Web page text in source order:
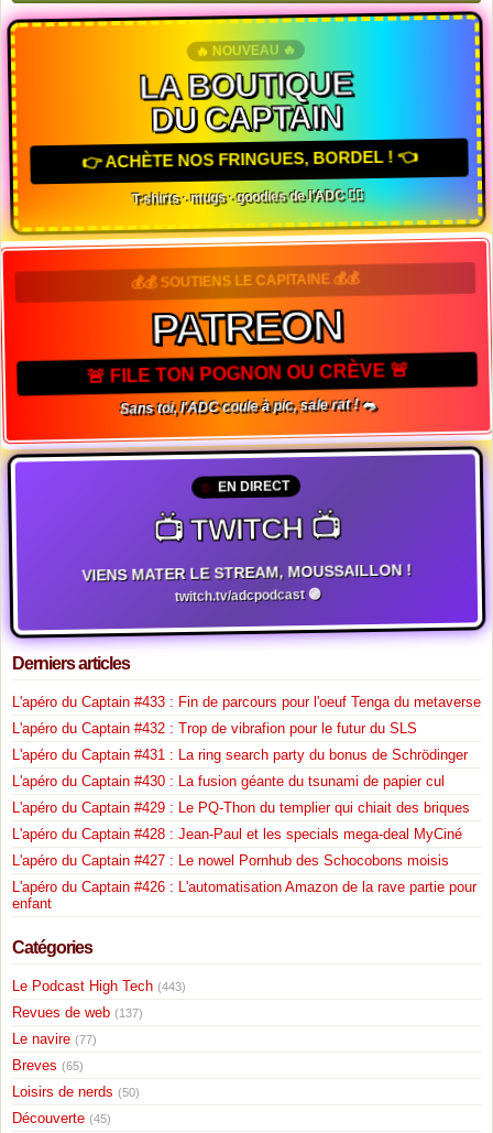
🔥 NOUVEAU 🔥
LA BOUTIQUE
DU CAPTAIN
👉 ACHÈTE NOS FRINGUES, BORDEL ! 👈
T-shirts · mugs · goodies de l'ADC 🏴‍☠️
💰💰 SOUTIENS LE CAPITAINE 💰💰
PATREON
🚨 FILE TON POGNON OU CRÈVE 🚨
Sans toi, l'ADC coule à pic, sale rat ! 🐀
EN DIRECT
📺 TWITCH 📺
VIENS MATER LE STREAM, MOUSSAILLON !
twitch.tv/adcpodcast 🟣
Derniers articles
L'apéro du Captain #433 : Fin de parcours pour l'oeuf Tenga du metaverse
L'apéro du Captain #432 : Trop de vibrafion pour le futur du SLS
L'apéro du Captain #431 : La ring search party du bonus de Schrödinger
L'apéro du Captain #430 : La fusion géante du tsunami de papier cul
L'apéro du Captain #429 : Le PQ-Thon du templier qui chiait des briques
L'apéro du Captain #428 : Jean-Paul et les specials mega-deal MyCiné
L'apéro du Captain #427 : Le nowel Pornhub des Schocobons moisis
L'apéro du Captain #426 : L'automatisation Amazon de la rave partie pour
enfant
Catégories
Le Podcast High Tech (443)
Revues de web (137)
Le navire (77)
Breves (65)
Loisirs de nerds (50)
Découverte (45)